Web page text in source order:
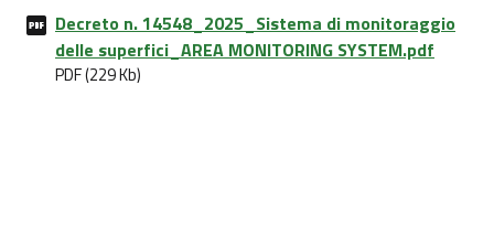
Decreto n. 14548_2025_Sistema di monitoraggio
delle superfici_AREA MONITORING SYSTEM.pdf
PDF (229 Kb)